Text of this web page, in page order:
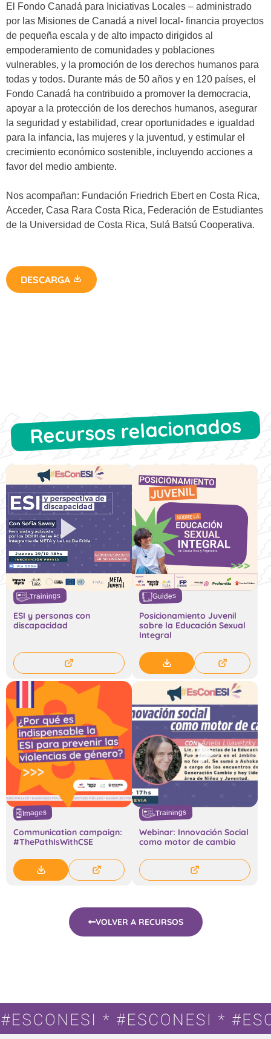
El Fondo Canadá para Iniciativas Locales – administrado
por las Misiones de Canadá a nivel local- financia proyectos
de pequeña escala y de alto impacto dirigidos al
empoderamiento de comunidades y poblaciones
vulnerables, y la promoción de los derechos humanos para
todas y todos. Durante más de 50 años y en 120 países, el
Fondo Canadá ha contribuido a promover la democracia,
apoyar a la protección de los derechos humanos, asegurar
la seguridad y estabilidad, crear oportunidades e igualdad
para la infancia, las mujeres y la juventud, y estimular el
crecimiento económico sostenible, incluyendo acciones a
favor del medio ambiente.
Nos acompañan: Fundación Friedrich Ebert en Costa Rica,
Acceder, Casa Rara Costa Rica, Federación de Estudiantes
de la Universidad de Costa Rica, Sulá Batsú Cooperativa.
DESCARGA
Recursos relacionados
Trainings
ESI y personas con
discapacidad
Guides
Posicionamiento Juvenil
sobre la Educación Sexual
Integral
Images
Communication campaign:
#ThePathIsWithCSE
Trainings
Webinar: Innovación Social
como motor de cambio
VOLVER A RECURSOS